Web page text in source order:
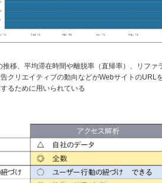
推移、平均滞在時間や離脱率（直帰率）、リフ
クリエイティブの動向などがWebサイトのURL
るために用いられている